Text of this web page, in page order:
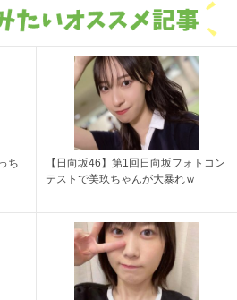
ち
【日向坂46】第1回日向坂フォトコン
テストで美玖ちゃんが大暴れｗ